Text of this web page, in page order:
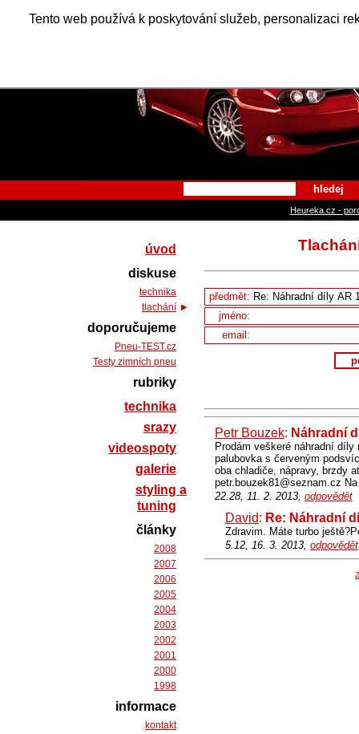
Tento web používá k poskytování služeb, personalizaci
Alfa
hledej
Heureka.cz -
předmět:
jméno:
email:
Petr Bouzek: Náhradní
Prodám veškeré náhradní
palubovka s červeným
oba chladiče, nápravy, brzdy
petr.bouzek81@seznam.cz
22.28, 11. 2. 2013, odpovědět
David: Re: Náhradní
Zdravim. Máte turbo
5.12, 16. 3. 2013, odpovědět
úvod
diskuse
technika
tlachání
doporučujeme
Pneu-TEST.cz
Testy zimních pneu
rubriky
technika
srazy
videospoty
galerie
styling a
tuning
články
2008
2007
2006
2005
2004
2003
2002
2001
2000
1998
informace
kontakt